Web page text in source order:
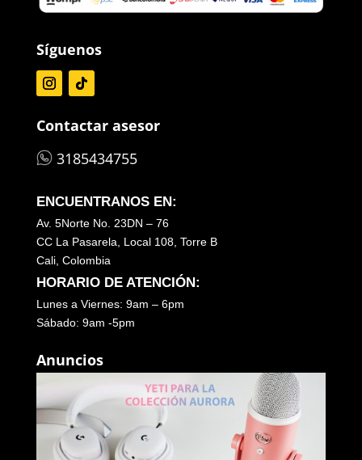
Síguenos
Contactar asesor
3185434755
ENCUENTRANOS EN:
Av. 5Norte No. 23DN – 76
CC La Pasarela, Local 108, Torre B
Cali, Colombia
HORARIO DE ATENCIÓN:
Lunes a Viernes: 9am – 6pm
Sábado: 9am -5pm
Anuncios